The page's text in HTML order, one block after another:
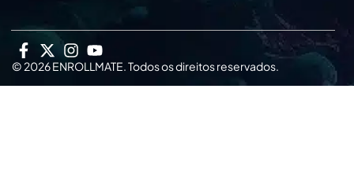
© 2026 ENROLLMATE. Todos os direitos reservados.